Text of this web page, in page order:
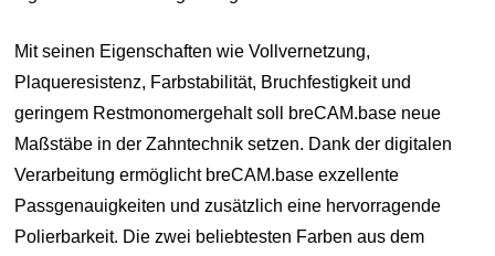
Mit seinen Eigenschaften wie Vollvernetzung,
Plaqueresistenz, Farbstabilität, Bruchfestigkeit und
geringem Restmonomergehalt soll breCAM.base neue
Maßstäbe in der Zahntechnik setzen. Dank der digitalen
Verarbeitung ermöglicht breCAM.base exzellente
Passgenauigkeiten und zusätzlich eine hervorragende
Polierbarkeit. Die zwei beliebtesten Farben aus dem